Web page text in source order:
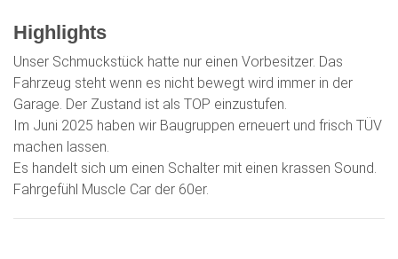
Highlights
Unser Schmuckstück hatte nur einen Vorbesitzer. Das
Fahrzeug steht wenn es nicht bewegt wird immer in der
Garage. Der Zustand ist als TOP einzustufen.
Im Juni 2025 haben wir Baugruppen erneuert und frisch TÜV
machen lassen.
Es handelt sich um einen Schalter mit einen krassen Sound.
Fahrgefühl Muscle Car der 60er.